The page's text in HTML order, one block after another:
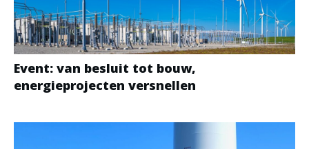
Event: van besluit tot bouw,
energieprojecten versnellen